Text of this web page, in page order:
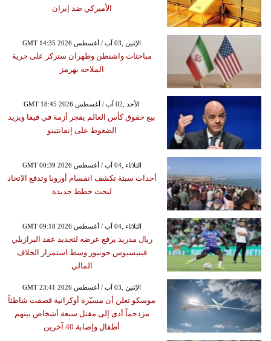
الأميركي ضد إيران
GMT 14:35 2026 الإثنين ,03 آب / أغسطس
مباحثات واشنطن وطهران ستركز على حرية
الملاحة بهرمز
GMT 18:45 2026 الأحد ,02 آب / أغسطس
بيع حقوق كأس العالم يفجر أزمة في فيفا ويزيد
الضغوط على إنفانتينو
GMT 00:39 2026 الثلاثاء ,04 آب / أغسطس
أحداث سبتة تكشف انقسام أوروبا وتدفع الاتحاد
لبحث خطط جديدة
GMT 09:18 2026 الثلاثاء ,04 آب / أغسطس
ريال مدريد يرفع عرضه لتجديد عقد البرازيلي
فينيسيوس جونيور وسط استمرار الخلاف
المالي
GMT 23:41 2026 الإثنين ,03 آب / أغسطس
موسكو تعلن أن مسيّرة أوكرانية قصفت شاطئاً
مزدحماً أدى إلى مقتل سبعة أشخاص بينهم
أطفال وإصابة 40 آخرين